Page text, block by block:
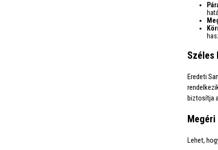
Széles
Eredeti
biztosítja
Lehet,